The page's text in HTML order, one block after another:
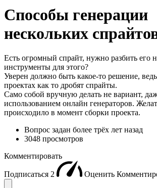
Способы генерации
нескольких
Есть огромный спрайт, нужно разбить его
инструменты для этого?
Уверен должно быть какое-то решение,
проектах как то дробят спрайты.
Само собой вручную делать не вариант,
использованием онлайн генераторов.
происходило в момент сборки проекта.
Вопрос задан более трёх лет назад
3048 просмотров
Комментировать
Подписаться 2 Оценить